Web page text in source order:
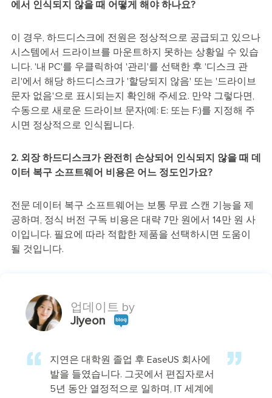
에서 인식되지 않을 때 어떻게 해야 하나요?
이 경우, 하드디스크에 전원은 정상적으로 공급되고 있으나
시스템에서 드라이브를 마운트하지 못하는 상황일 수 있습
니다. '내 PC'를 우클릭하여 '관리'를 선택한 후 '디스크 관
리'에서 해당 하드디스크가 '할당되지 않음' 또는 '드라이브
문자 없음'으로 표시되는지 확인해 주세요. 만약 그렇다면,
수동으로 새로운 드라이브 문자(예: E: 또는 F:)를 지정해 주
시면 정상적으로 인식됩니다.
2. 외장 하드디스크가 완전히 손상되어 인식되지 않을 때 데
이터 복구 소프트웨어 비용은 어느 정도인가요?
전문 데이터 복구 소프트웨어는 보통 무료 스캔 기능을 제
공하며, 정식 버전 구독 비용은 대략 7만 원에서 14만 원 사
이입니다. 필요에 따라 적합한 제품을 선택하시면 도움이
될 것입니다.
업데이트 by
Jiyeon
지연은 대학원 졸업 후 EaseUS 회사에
발을 들였습니다. 그곳에서 편집자로서
5년 동안 열정적으로 일하며, IT 세계에